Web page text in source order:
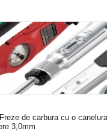
Freze de carbura cu o
3,0mm